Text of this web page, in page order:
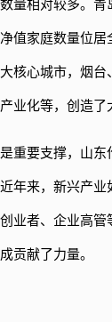
量相对较多。
值家庭数量位
核心城市，烟
化等，创造了
重要支撑，山
年来，新兴产
业者、企业高
贡献了力量。